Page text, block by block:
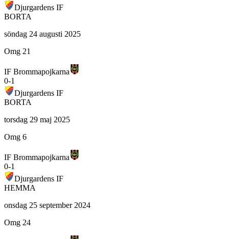
Djurgardens IF
BORTA
söndag 24 augusti 2025
Omg 21
IF Brommapojkarna
0-1
Djurgardens IF
BORTA
torsdag 29 maj 2025
Omg 6
IF Brommapojkarna
0-1
Djurgardens IF
HEMMA
onsdag 25 september 2024
Omg 24